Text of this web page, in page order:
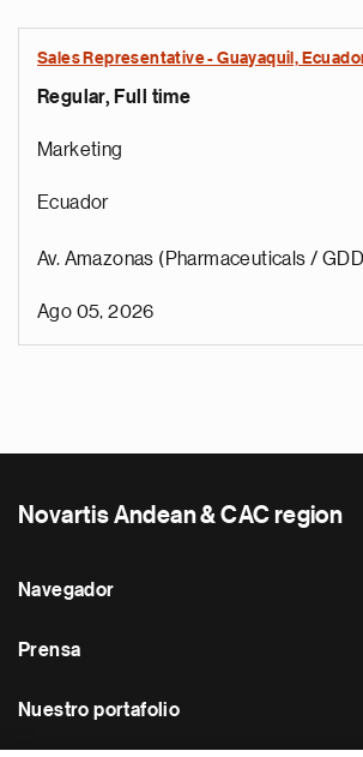
Sales Representative - Guayaquil,
Regular, Full time
Marketing
Ecuador
Av. Amazonas (Pharmaceuticals /
Ago 05, 2026
Novartis Andean & CAC region
Navegador
Prensa
Nuestro portafolio